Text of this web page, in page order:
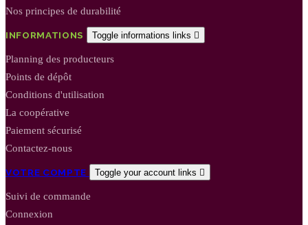
Nos principes de durabilité
INFORMATIONS Toggle informations links 
Planning des producteurs
Points de dépôt
Conditions d'utilisation
La coopérative
Paiement sécurisé
Contactez-nous
VOTRE COMPTE Toggle your account links 
Suivi de commande
Connexion